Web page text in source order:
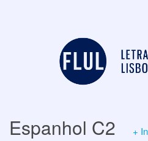
Espanhol C2 +